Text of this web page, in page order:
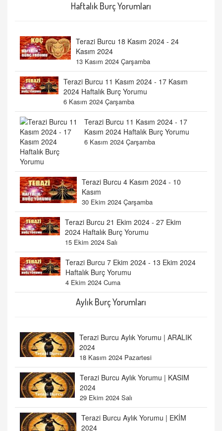
Haftalık Burç Yorumları
Terazi Burcu 18 Kasım 2024 - 24
Kasım 2024
13 Kasım 2024 Çarşamba
Terazi Burcu 11 Kasım 2024 - 17 Kasım
2024 Haftalık Burç Yorumu
6 Kasım 2024 Çarşamba
Terazi Burcu 11 Kasım 2024 - 17
Kasım 2024 Haftalık Burç Yorumu
6 Kasım 2024 Çarşamba
Terazi Burcu 4 Kasım 2024 - 10
Kasım
30 Ekim 2024 Çarşamba
Terazi Burcu 21 Ekim 2024 - 27 Ekim
2024 Haftalık Burç Yorumu
15 Ekim 2024 Salı
Terazi Burcu 7 Ekim 2024 - 13 Ekim 2024
Haftalık Burç Yorumu
4 Ekim 2024 Cuma
Aylık Burç Yorumları
Terazi Burcu Aylık Yorumu | ARALIK
2024
18 Kasım 2024 Pazartesi
Terazi Burcu Aylık Yorumu | KASIM
2024
29 Ekim 2024 Salı
Terazi Burcu Aylık Yorumu | EKİM
2024